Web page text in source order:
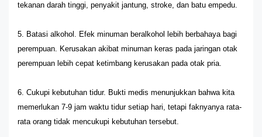
tekanan darah tinggi, penyakit jantung, stroke, dan batu empedu.
5. Batasi alkohol. Efek minuman beralkohol lebih berbahaya bagi
perempuan. Kerusakan akibat minuman keras pada jaringan otak
perempuan lebih cepat ketimbang kerusakan pada otak pria.
6. Cukupi kebutuhan tidur. Bukti medis menunjukkan bahwa kita
memerlukan 7-9 jam waktu tidur setiap hari, tetapi faknyanya rata-
rata orang tidak mencukupi kebutuhan tersebut.